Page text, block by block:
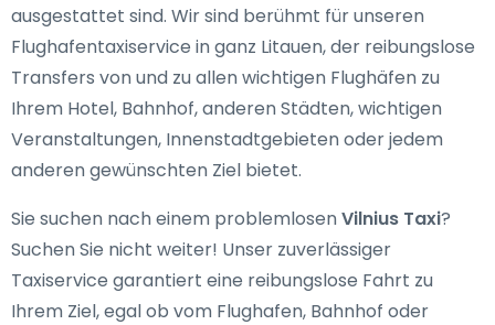
ausgestattet sind. Wir sind berühmt für unseren
Flughafentaxiservice in ganz Litauen, der reibungslose
Transfers von und zu allen wichtigen Flughäfen zu
Ihrem Hotel, Bahnhof, anderen Städten, wichtigen
Veranstaltungen, Innenstadtgebieten oder jedem
anderen gewünschten Ziel bietet.
Sie suchen nach einem problemlosenVilnius Taxi?
Suchen Sie nicht weiter! Unser zuverlässiger
Taxiservice garantiert eine reibungslose Fahrt zu
Ihrem Ziel, egal ob vom Flughafen, Bahnhof oder